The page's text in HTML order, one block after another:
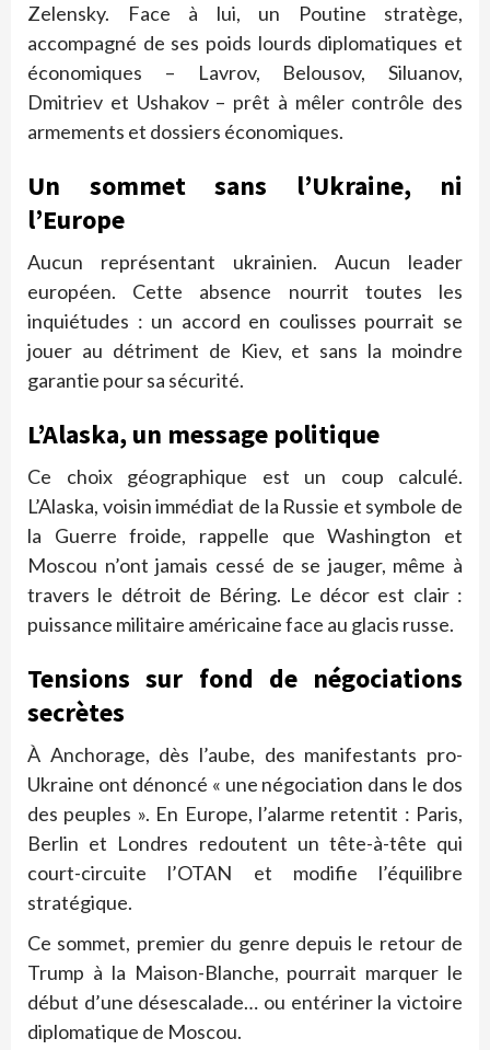
Zelensky. Face à lui, un Poutine stratège,
accompagné de ses poids lourds diplomatiques et
économiques – Lavrov, Belousov, Siluanov,
Dmitriev et Ushakov – prêt à mêler contrôle des
armements et dossiers économiques.
Un sommet sans l’Ukraine, ni
l’Europe
Aucun représentant ukrainien. Aucun leader
européen. Cette absence nourrit toutes les
inquiétudes : un accord en coulisses pourrait se
jouer au détriment de Kiev, et sans la moindre
garantie pour sa sécurité.
L’Alaska, un message politique
Ce choix géographique est un coup calculé.
L’Alaska, voisin immédiat de la Russie et symbole de
la Guerre froide, rappelle que Washington et
Moscou n’ont jamais cessé de se jauger, même à
travers le détroit de Béring. Le décor est clair :
puissance militaire américaine face au glacis russe.
Tensions sur fond de négociations
secrètes
À Anchorage, dès l’aube, des manifestants pro-
Ukraine ont dénoncé « une négociation dans le dos
des peuples ». En Europe, l’alarme retentit : Paris,
Berlin et Londres redoutent un tête-à-tête qui
court-circuite l’OTAN et modifie l’équilibre
stratégique.
Ce sommet, premier du genre depuis le retour de
Trump à la Maison-Blanche, pourrait marquer le
début d’une désescalade… ou entériner la victoire
diplomatique de Moscou.